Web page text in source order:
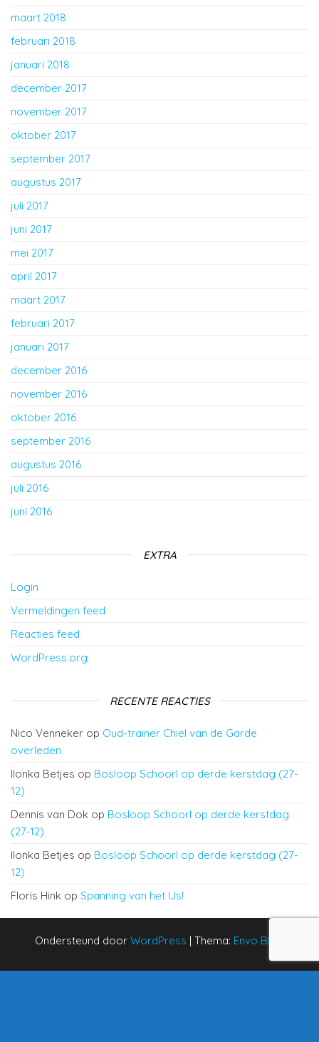
maart 2018
februari 2018
januari 2018
december 2017
november 2017
oktober 2017
september 2017
augustus 2017
juli 2017
juni 2017
mei 2017
april 2017
maart 2017
februari 2017
januari 2017
december 2016
november 2016
oktober 2016
september 2016
augustus 2016
juli 2016
juni 2016
EXTRA
Login
Vermeldingen feed
Reacties feed
WordPress.org
RECENTE REACTIES
Nico Venneker op Oud-trainer Chiel van de Garde
overleden
Ilonka Betjes op Bosloop Schoorl op derde kerstdag (27-
12)
Dennis van Dok op Bosloop Schoorl op derde kerstdag
(27-12)
Ilonka Betjes op Bosloop Schoorl op derde kerstdag (27-
12)
Floris Hink op Spanning van het IJs!
Ondersteund door WordPress | Thema: Envo Blog